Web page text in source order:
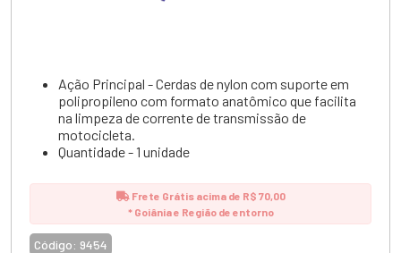
Ação Principal - Cerdas de nylon com suporte em
polipropileno com formato anatômico que facilita
na limpeza de corrente de transmissão de
motocicleta.
Quantidade - 1 unidade
Frete Grátis acima de R$ 70,00
* Goiânia e Região de entorno
Código: 9454